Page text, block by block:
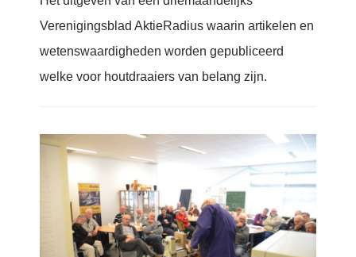
Verenigingsblad AktieRadius waarin artikelen en
wetenswaardigheden worden gepubliceerd
welke voor houtdraaiers van belang zijn.